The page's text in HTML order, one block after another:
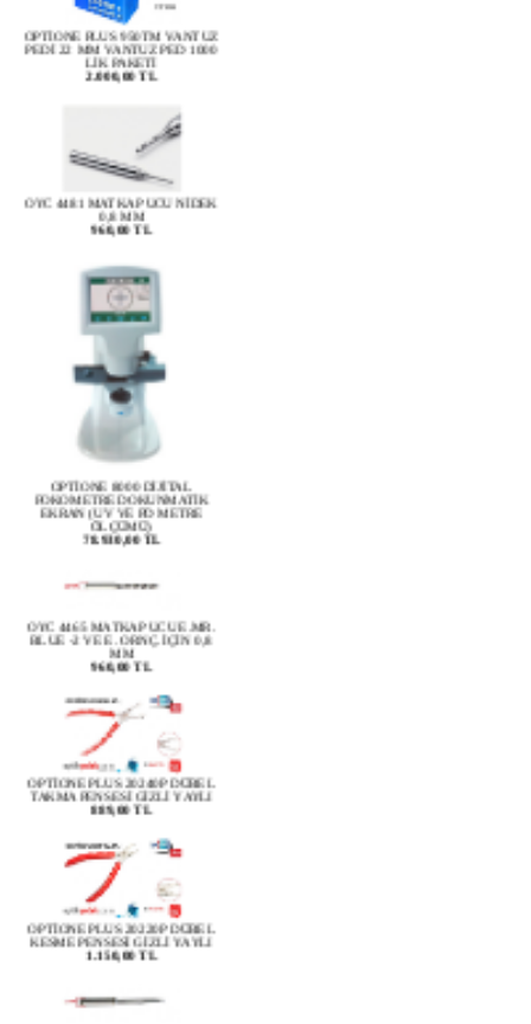
OPTİONE PLUS 950TM VANTUZ
PEDİ 22 MM VANTUZ PED 1000
LİK PAKETİ
2.000,00 TL
OYC 4481 MATKAP UCU NİDEK
960,00 TL
OPTİONE 8000 DİJİTAL
EKRAN (UV VE PD METRE
ÖLÇÜMÜ)
78.930,00 TL
MM
960,00 TL
OPTİONE PLUS 20240P DÜBEL
TAKMA PENSESİ GİZLİ YAYLI
889,00 TL
OPTİONE PLUS 20220P DÜBEL
KESME PENSESİ GİZLİ YAYLI
1.150,00 TL
OYC 4464 MATKAP UCU E.MR